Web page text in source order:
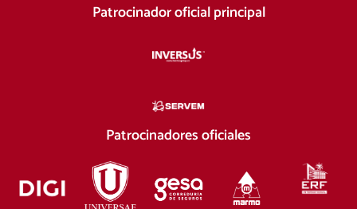
Patrocinador oficial principal
Patrocinadores oficiales